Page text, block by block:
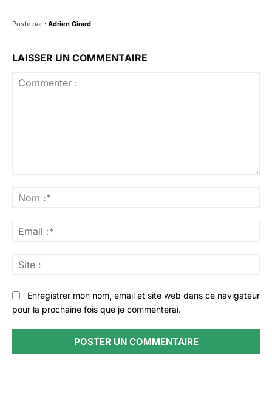
Posté par : Adrien Girard
LAISSER UN COMMENTAIRE
Enregistrer mon nom, email et site web dans ce navigateur
pour la prochaine fois que je commenterai.